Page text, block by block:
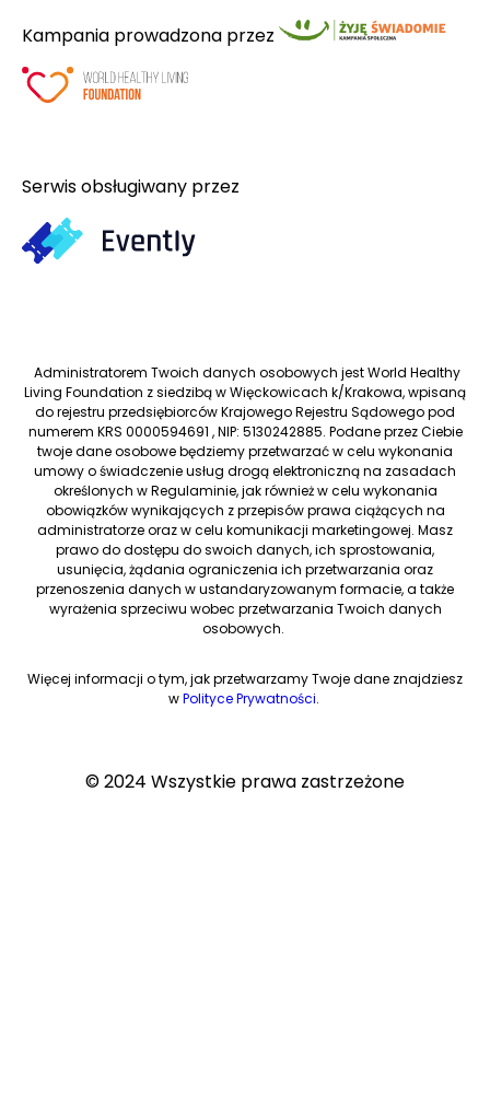
Kampania prowadzona przez
Serwis obsługiwany przez
Administratorem Twoich danych osobowych jest World Healthy
Living Foundation z siedzibą w Więckowicach k/Krakowa, wpisaną
do rejestru przedsiębiorców Krajowego Rejestru Sądowego pod
numerem KRS 0000594691 , NIP: 5130242885. Podane przez Ciebie
twoje dane osobowe będziemy przetwarzać w celu wykonania
umowy o świadczenie usług drogą elektroniczną na zasadach
określonych w Regulaminie, jak również w celu wykonania
obowiązków wynikających z przepisów prawa ciążących na
administratorze oraz w celu komunikacji marketingowej. Masz
prawo do dostępu do swoich danych, ich sprostowania,
usunięcia, żądania ograniczenia ich przetwarzania oraz
przenoszenia danych w ustandaryzowanym formacie, a także
wyrażenia sprzeciwu wobec przetwarzania Twoich danych
osobowych.
Więcej informacji o tym, jak przetwarzamy Twoje dane znajdziesz
wPolityce Prywatności.
© 2024 Wszystkie prawa zastrzeżone